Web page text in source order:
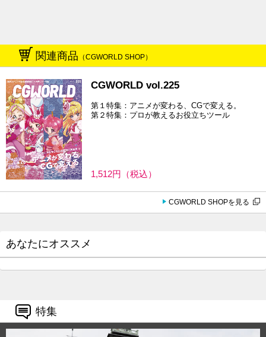
関連商品 （CGWORLD SHOP）
CGWORLD vol.225
第１特集：アニメが変わる、CGで変える。
第２特集：プロが教えるお役立ちツール
1,512円（税込）
CGWORLD SHOPを見る
あなたにオススメ
特集